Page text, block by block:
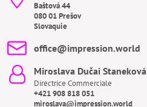
Baštová 44
080 01 Prešov
Slovaquie
office​@impression​.world
Miroslava Dučai Staneková
Directrice Commerciale
+421 908 818 051
miroslava@impression.world